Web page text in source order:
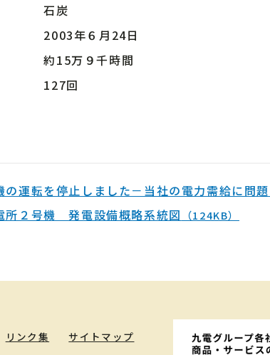
石炭
2003年６月24日
約15万９千時間
127回
運転を停止しました－当社の電力需給に問題
所２号機 発電設備概略系統図 （124KB）
リンク集 サイトマップ